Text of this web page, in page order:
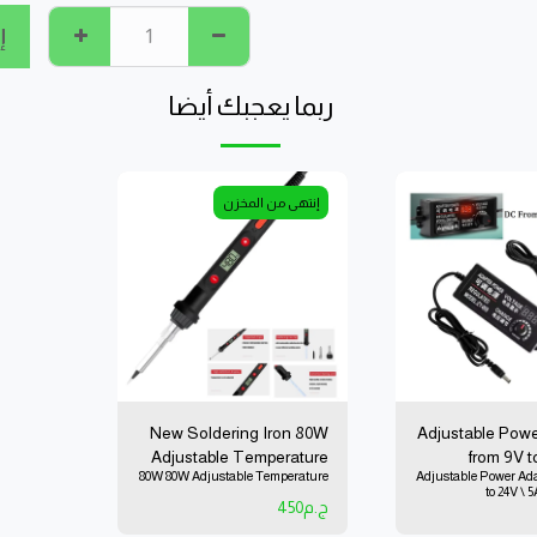
ربما يعجبك أيضا
Adjustable
from 9V
Adjustable Power
to
إنتهى من المخزن
New Soldering Iron 80W
Adjustable Temperature
Output Temperature
200'C-450'C
80W 80W Adjustable Temperature
ج.م450